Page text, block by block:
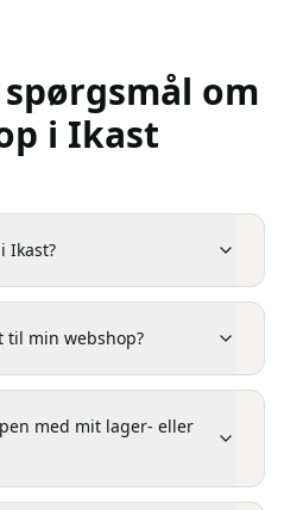
om
i Ikast
Ikast?
til min webshop?
med mit lager- eller